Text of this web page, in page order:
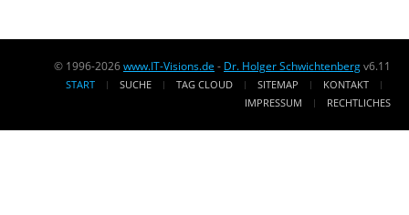
© 1996-2026www.IT-Visions.de - Dr. Holger Schwichtenbergv6.11
START SUCHE TAG CLOUD SITEMAP
KONTAKT
IMPRESSUM
RECHTLICHES